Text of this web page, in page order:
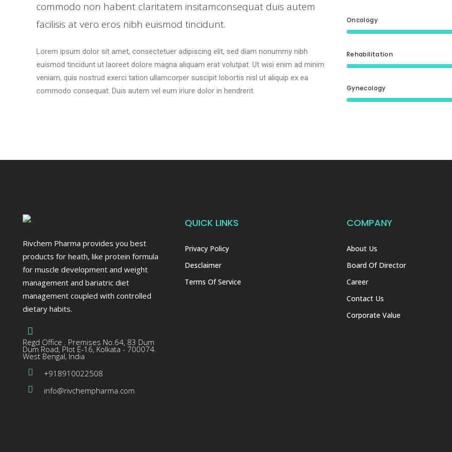
commodo non habent claritatem insitamconsequat duis autem
facilisis at vero eros nibh euismod tincidunt.
Lorem ipsum dolor sit amet, consectetuer adipiscing elit, sed diam nonummy nibh
euismod tincidunt ut laoreet dolore magna aliquam erat volutpat. Ut wisi enim ad minim
veniam, quis nostrud exerci tation ullamcorper suscipit lobortis nisl ut aliquip ex ea
commodo consequat. Duis autem vel eum iriure dolor in hendrerit.
Oncology
Rehabilitation
Gynecology
Rivchem Pharma provides you best
products for heath, like protein formula
for muscle development and weight
management and bariatric diet
management coupled with controlled
dietary habits.
Regd Office . Premises No.64, 83 Dum
Dum Road, Plot E-16, Kolkata - 700074.
West Bengal, India
+918910022508
info@rivchempharma.com
QUICK LINKS
Privacy Policy
Desclaimer
Terms Of Service
COMPANY
About Us
Board Of Director
Career
Contact Us
Corporate Value